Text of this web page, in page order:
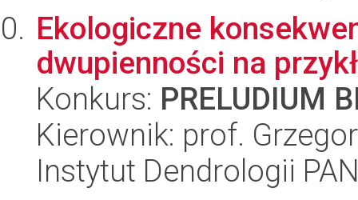
Ekologiczne
dwupienności na
Konkurs: PRELUDIUM
Kierownik: prof.
Instytut Dendrologii